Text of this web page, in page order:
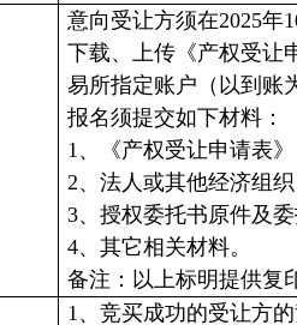
意向受让方须在2025年
下载、上传《产权受让
易所指定账户（以到账
报名须提交如下材料：
1、《产权受让申请表
2、法人或其他经济组
3、授权委托书原件及
4、其它相关材料。
备注：以上标明提供复
1、竞买成功的受让方